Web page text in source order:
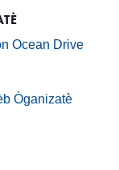
Ocean Drive
Òganizatè